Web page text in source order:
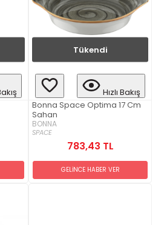
Tükendi
Hızlı Bakış
Bonna Space Optima 17 Cm
Sahan
BONNA
SPACE
783,43 TL
GELİNCE HABER VER